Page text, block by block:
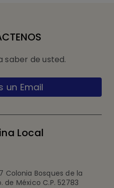
saber de usted.
un Email
Local
Colonia Bosques de la
de México C.P. 52783